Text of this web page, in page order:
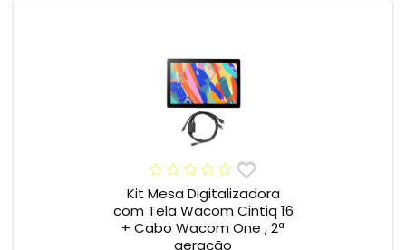
Kit Mesa Digitalizadora
com Tela Wacom Cintiq 16
+ Cabo Wacom One , 2ª
geração